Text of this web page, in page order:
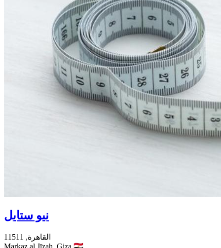
نيو ستايل
القاهرة, 11511